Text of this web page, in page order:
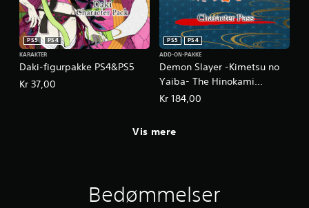
Daki-figurpakke PS4&PS5
PS5
PS4
KARAKTER
Kr 37,00
Demon Slayer -Kimetsu no
Yaiba- The Hinokami
Chronicles Figurpas
PS5
PS4
ADD-ON-PAKKE
Kr 184,00
Vis mere
Bedømmelser